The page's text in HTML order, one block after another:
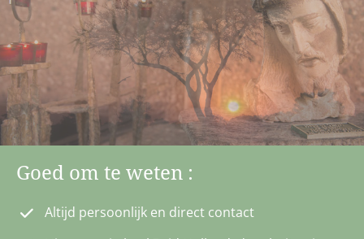
Goed
te
Goed om te weten :
Altijd persoonlijk en direct contact